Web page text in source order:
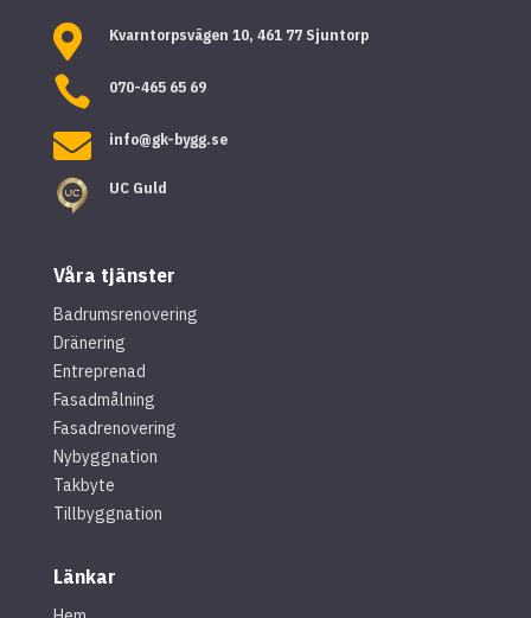
 Kvarntorpsvägen 10, 461 77 Sjuntorp
 070-465 65 69
 info@gk-bygg.se
UC Guld
Våra tjänster
Badrumsrenovering
Dränering
Entreprenad
Fasadmålning
Fasadrenovering
Nybyggnation
Takbyte
Tillbyggnation
Länkar